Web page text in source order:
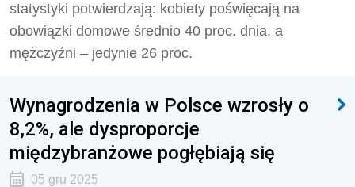
statystyki potwierdzają: kobiety poświęcają na
obowiązki domowe średnio 40 proc. dnia, a
mężczyźni – jedynie 26 proc.
Wynagrodzenia w Polsce wzrosły o
8,2%, ale dysproporcje
międzybranżowe pogłębiają się
05 gru 2025